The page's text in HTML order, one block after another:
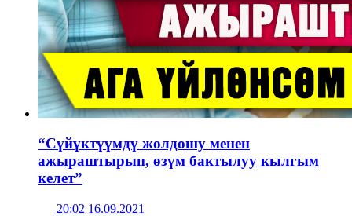
“Сүйүктүүмдү жолдошу менен
ажыраштырып, өзүм бактылуу кылгым
келет”
20:02 16.09.2021